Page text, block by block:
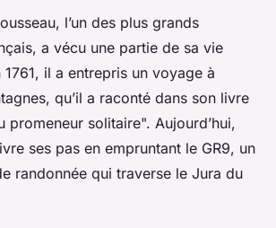
l’un des plus grands
a vécu une partie de sa vie
il a entrepris un voyage à
qu’il a raconté dans son livre
promeneur solitaire". Aujourd’hui,
ses pas en empruntant le GR9, un
randonnée qui traverse le Jura du